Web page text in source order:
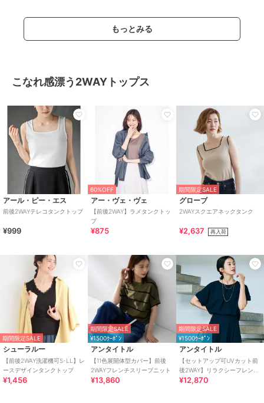
もっとみる
こなれ感漂う2WAYトップス
アール・ピー・エス
前後2WAYテレコタンクトップ
¥999
60%OFF
アー・ヴェ・ヴェ
【前後2WAY】ラメタンクトッ
プ
¥875
期間限定SALE
グローブ
2WAYスクエアネックタンク
¥2,637 再入荷
期間限定SALE
シューラルー
【前後2WAY洗濯機可S-LL】レ
ースデザインタンクトップ
¥1,456
期間限定SALE
¥1500ｸｰﾎﾟﾝ
アンタイトル
【11色展開体型カバー】前後
2WAYフレンチスリーブニット
¥13,860
期間限定SALE
¥1500ｸｰﾎﾟﾝ
アンタイトル
【セットアップ可UVカット前
後2WAY】リラクシーフレンチ
スリーブブラウス
¥12,870